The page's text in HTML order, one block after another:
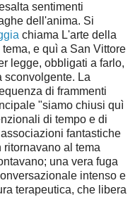
sentimenti
dell'anima. Si
chiama L'arte della
e quì a San Vittore
legge, obbligati a farlo,
sconvolgente. La
di frammenti
"siamo chiusi quì
di tempo e di
fantastiche
al tema
una vera fuga
intenso e
terapeutica, che libera